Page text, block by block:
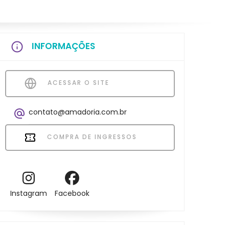
INFORMAÇÕES
ACESSAR O SITE
contato@amadoria.com.br
COMPRA DE INGRESSOS
Instagram Facebook